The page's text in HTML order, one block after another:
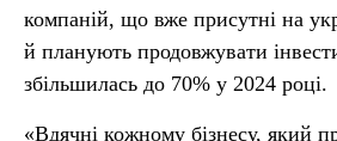
компаній, що вже присутні на
й планують продовжувати
збільшилась до 70% у 2024 році.
«Вдячні кожному бізнесу, який